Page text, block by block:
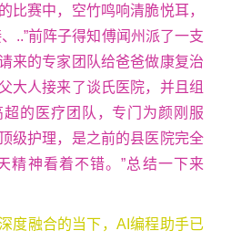
比赛中，空竹鸣响清脆悦耳，
..”前阵子得知傅闻州派了一支
来的专家团队给爸爸做康复治
大人接来了谈氏医院，并且组
的医疗团队，专门为颜刚服
级护理，是之前的县医院完全
精神看着不错。”总结一下来
度融合的当下，AI编程助手已